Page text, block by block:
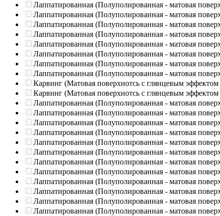
Лаппатированная (Полуполированная - матовая
Лаппатированная (Полуполированная - матовая
Лаппатированная (Полуполированная - матовая
Лаппатированная (Полуполированная - матовая
Лаппатированная (Полуполированная - матовая
Лаппатированная (Полуполированная - матовая
Лаппатированная (Полуполированная - матовая
Лаппатированная (Полуполированная - матовая
Карвинг (Матовая поверхнотсь с глянцевым эффектом
Карвинг (Матовая поверхнотсь с глянцевым эффектом
Лаппатированная (Полуполированная - матовая
Лаппатированная (Полуполированная - матовая
Лаппатированная (Полуполированная - матовая
Лаппатированная (Полуполированная - матовая
Лаппатированная (Полуполированная - матовая
Лаппатированная (Полуполированная - матовая
Лаппатированная (Полуполированная - матовая
Лаппатированная (Полуполированная - матовая
Лаппатированная (Полуполированная - матовая
Лаппатированная (Полуполированная - матовая
Лаппатированная (Полуполированная - матовая
Лаппатированная (Полуполированная - матовая